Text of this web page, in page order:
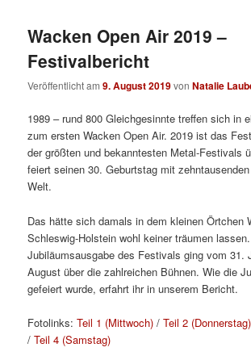
Wacken Open Air 2019 –
Festivalbericht
Veröffentlicht am9. August 2019vonNatalie
1989 – rund 800 Gleichgesinnte treffen sich in
zum ersten Wacken Open Air. 2019 ist das
der größten und bekanntesten Metal-Festivals
feiert seinen 30. Geburtstag mit
Welt.
Das hätte sich damals in dem kleinen Örtchen
Schleswig-Holstein wohl keiner träumen
Jubiläumsausgabe des Festivals ging vom 31.
August über die zahlreichen Bühnen. Wie die
gefeiert wurde, erfahrt ihr in unserem Bericht.
Fotolinks:Teil 1 (Mittwoch) /Teil 2 (Donnerstag)
/Teil 4 (Samstag)